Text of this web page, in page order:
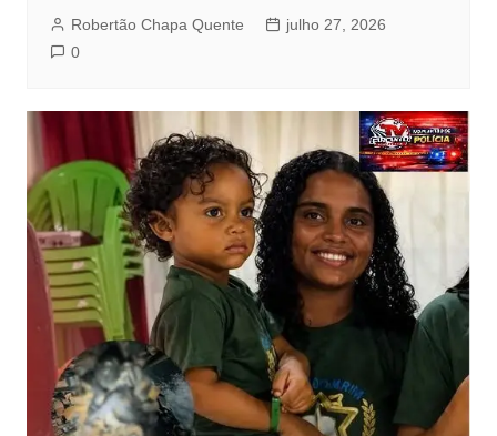
Robertão Chapa Quente
julho 27, 2026
0